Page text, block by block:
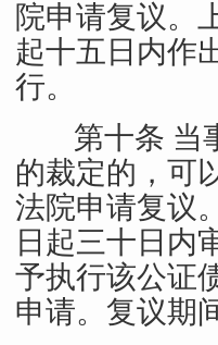
院申请复议。
起十五日内作
行。
第十条 当
的裁定的，可
法院申请复议
日起三十日内
予执行该公证
申请。复议期